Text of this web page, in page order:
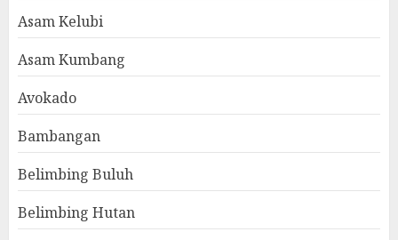
Asam Kelubi
Asam Kumbang
Avokado
Bambangan
Belimbing Buluh
Belimbing Hutan